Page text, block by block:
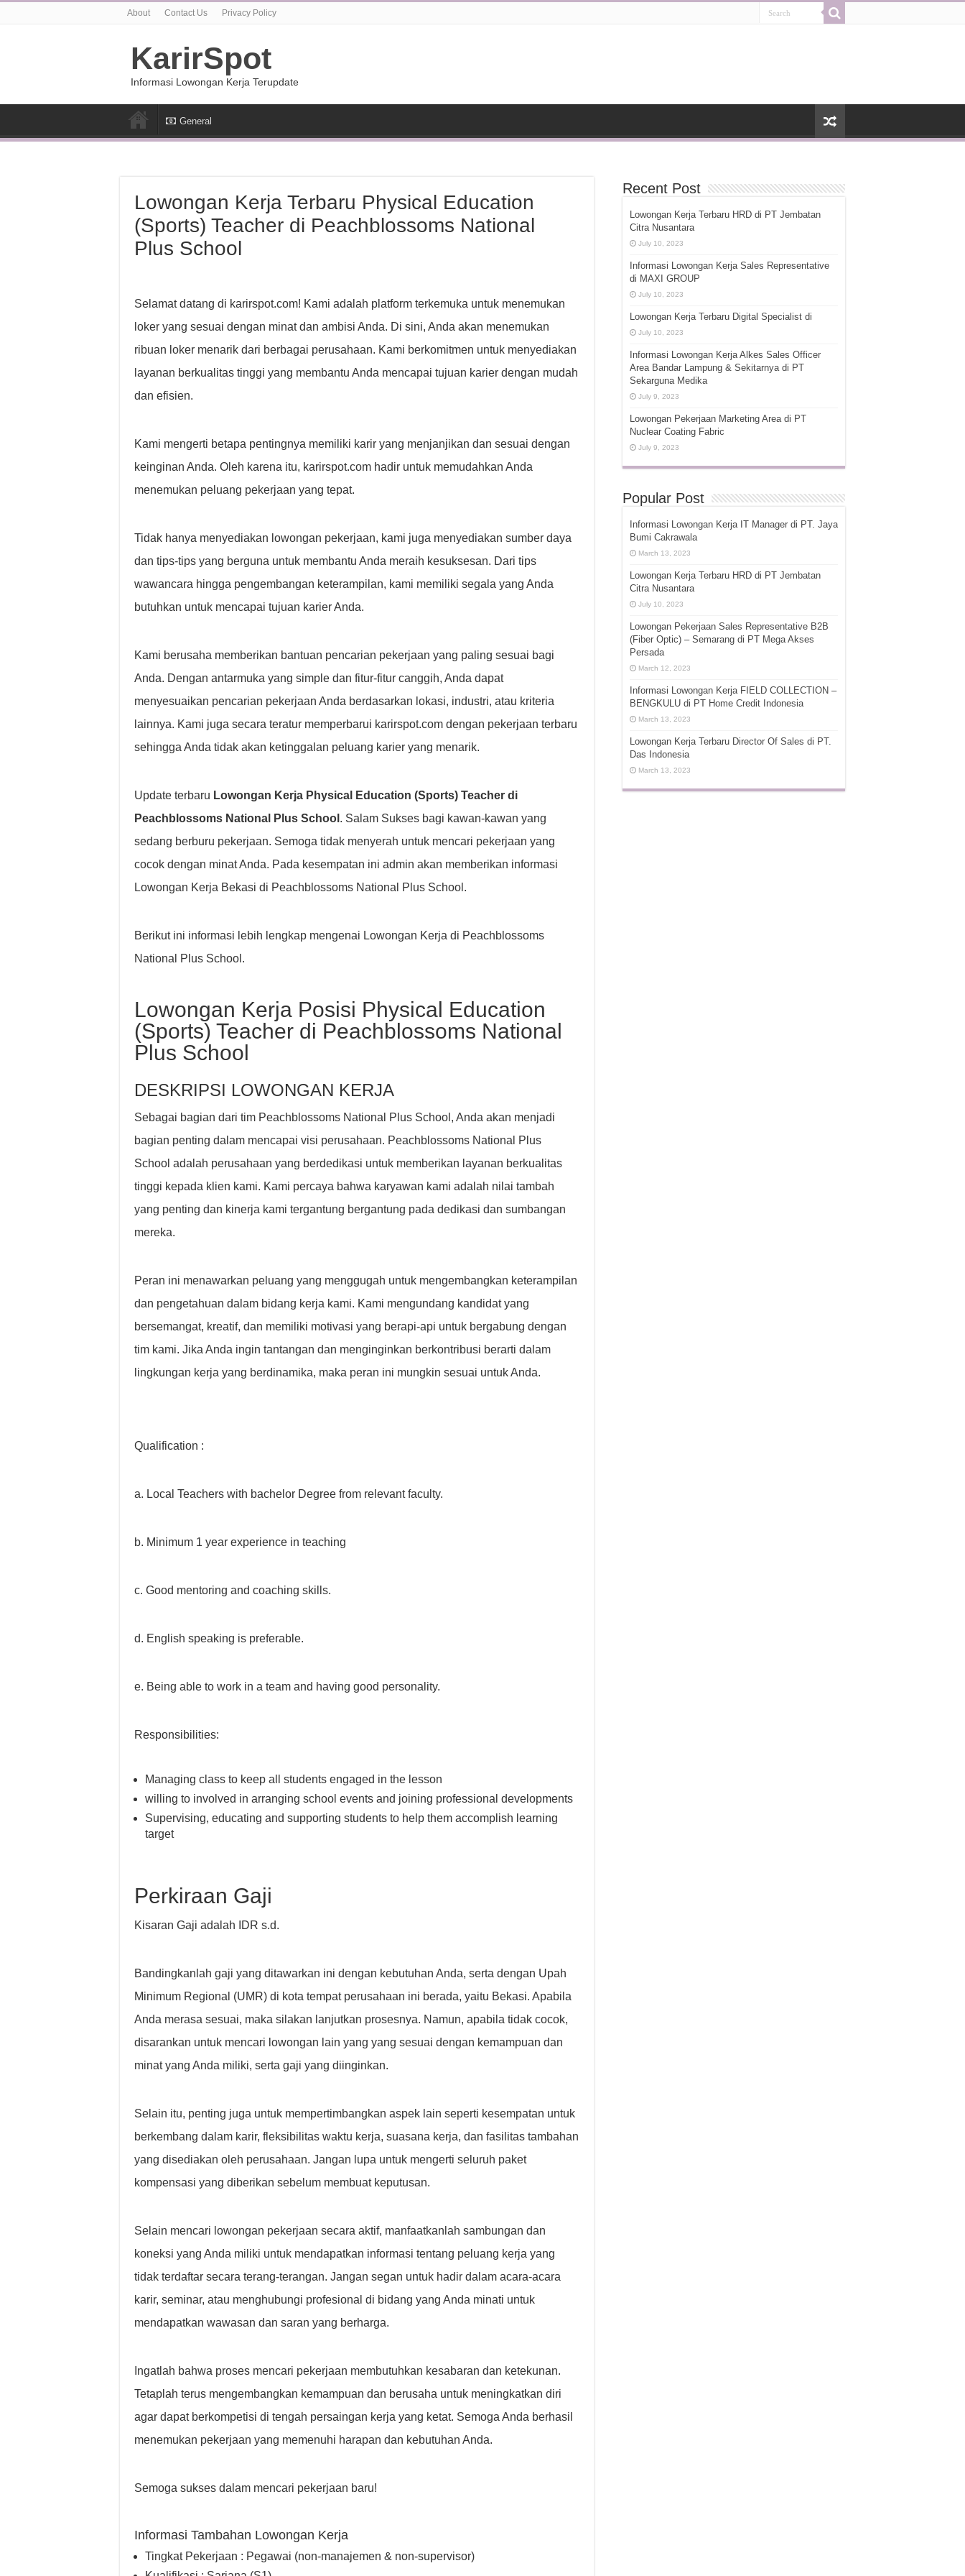
About Contact Us Privacy Policy
KarirSpot
Informasi Lowongan Kerja Terupdate
General
Lowongan Kerja Terbaru Physical Education
(Sports) Teacher di Peachblossoms National
Plus School
Selamat datang di karirspot.com! Kami adalah platform terkemuka untuk menemukan
loker yang sesuai dengan minat dan ambisi Anda. Di sini, Anda akan menemukan
ribuan loker menarik dari berbagai perusahaan. Kami berkomitmen untuk menyediakan
layanan berkualitas tinggi yang membantu Anda mencapai tujuan karier dengan mudah
dan efisien.
Kami mengerti betapa pentingnya memiliki karir yang menjanjikan dan sesuai dengan
keinginan Anda. Oleh karena itu, karirspot.com hadir untuk memudahkan Anda
menemukan peluang pekerjaan yang tepat.
Tidak hanya menyediakan lowongan pekerjaan, kami juga menyediakan sumber daya
dan tips-tips yang berguna untuk membantu Anda meraih kesuksesan. Dari tips
wawancara hingga pengembangan keterampilan, kami memiliki segala yang Anda
butuhkan untuk mencapai tujuan karier Anda.
Kami berusaha memberikan bantuan pencarian pekerjaan yang paling sesuai bagi
Anda. Dengan antarmuka yang simple dan fitur-fitur canggih, Anda dapat
menyesuaikan pencarian pekerjaan Anda berdasarkan lokasi, industri, atau kriteria
lainnya. Kami juga secara teratur memperbarui karirspot.com dengan pekerjaan terbaru
sehingga Anda tidak akan ketinggalan peluang karier yang menarik.
Update terbaru Lowongan Kerja Physical Education (Sports) Teacher di
Peachblossoms National Plus School . Salam Sukses bagi kawan-kawan yang
sedang berburu pekerjaan. Semoga tidak menyerah untuk mencari pekerjaan yang
cocok dengan minat Anda. Pada kesempatan ini admin akan memberikan informasi
Lowongan Kerja Bekasi di Peachblossoms National Plus School.
Berikut ini informasi lebih lengkap mengenai Lowongan Kerja di Peachblossoms
National Plus School.
Lowongan Kerja Posisi Physical Education
(Sports) Teacher di Peachblossoms National
Plus School
DESKRIPSI LOWONGAN KERJA
Sebagai bagian dari tim Peachblossoms National Plus School, Anda akan menjadi
bagian penting dalam mencapai visi perusahaan. Peachblossoms National Plus
School adalah perusahaan yang berdedikasi untuk memberikan layanan berkualitas
tinggi kepada klien kami. Kami percaya bahwa karyawan kami adalah nilai tambah
yang penting dan kinerja kami tergantung bergantung pada dedikasi dan sumbangan
mereka.
Peran ini menawarkan peluang yang menggugah untuk mengembangkan keterampilan
dan pengetahuan dalam bidang kerja kami. Kami mengundang kandidat yang
bersemangat, kreatif, dan memiliki motivasi yang berapi-api untuk bergabung dengan
tim kami. Jika Anda ingin tantangan dan menginginkan berkontribusi berarti dalam
lingkungan kerja yang berdinamika, maka peran ini mungkin sesuai untuk Anda.
Qualification :
a. Local Teachers with bachelor Degree from relevant faculty.
b. Minimum 1 year experience in teaching
c. Good mentoring and coaching skills.
d. English speaking is preferable.
e. Being able to work in a team and having good personality.
Responsibilities:
Managing class to keep all students engaged in the lesson
willing to involved in arranging school events and joining professional developments
Supervising, educating and supporting students to help them accomplish learning
target
Perkiraan Gaji
Kisaran Gaji adalah IDR s.d.
Bandingkanlah gaji yang ditawarkan ini dengan kebutuhan Anda, serta dengan Upah
Minimum Regional (UMR) di kota tempat perusahaan ini berada, yaitu Bekasi. Apabila
Anda merasa sesuai, maka silakan lanjutkan prosesnya. Namun, apabila tidak cocok,
disarankan untuk mencari lowongan lain yang yang sesuai dengan kemampuan dan
minat yang Anda miliki, serta gaji yang diinginkan.
Selain itu, penting juga untuk mempertimbangkan aspek lain seperti kesempatan untuk
berkembang dalam karir, fleksibilitas waktu kerja, suasana kerja, dan fasilitas tambahan
yang disediakan oleh perusahaan. Jangan lupa untuk mengerti seluruh paket
kompensasi yang diberikan sebelum membuat keputusan.
Selain mencari lowongan pekerjaan secara aktif, manfaatkanlah sambungan dan
koneksi yang Anda miliki untuk mendapatkan informasi tentang peluang kerja yang
tidak terdaftar secara terang-terangan. Jangan segan untuk hadir dalam acara-acara
karir, seminar, atau menghubungi profesional di bidang yang Anda minati untuk
mendapatkan wawasan dan saran yang berharga.
Ingatlah bahwa proses mencari pekerjaan membutuhkan kesabaran dan ketekunan.
Tetaplah terus mengembangkan kemampuan dan berusaha untuk meningkatkan diri
agar dapat berkompetisi di tengah persaingan kerja yang ketat. Semoga Anda berhasil
menemukan pekerjaan yang memenuhi harapan dan kebutuhan Anda.
Semoga sukses dalam mencari pekerjaan baru!
Informasi Tambahan Lowongan Kerja
Tingkat Pekerjaan : Pegawai (non-manajemen & non-supervisor)
Recent Post
Lowongan Kerja Terbaru HRD di PT Jembatan
Citra Nusantara
July 10, 2023
Informasi Lowongan Kerja Sales Representative
di MAXI GROUP
July 10, 2023
Lowongan Kerja Terbaru Digital Specialist di
July 10, 2023
Informasi Lowongan Kerja Alkes Sales Officer
Area Bandar Lampung & Sekitarnya di PT
Sekarguna Medika
July 9, 2023
Lowongan Pekerjaan Marketing Area di PT
Nuclear Coating Fabric
July 9, 2023
Popular Post
Informasi Lowongan Kerja IT Manager di PT. Jaya
Bumi Cakrawala
March 13, 2023
Lowongan Kerja Terbaru HRD di PT Jembatan
Citra Nusantara
July 10, 2023
Lowongan Pekerjaan Sales Representative B2B
(Fiber Optic) – Semarang di PT Mega Akses
Persada
March 12, 2023
Informasi Lowongan Kerja FIELD COLLECTION –
BENGKULU di PT Home Credit Indonesia
March 13, 2023
Lowongan Kerja Terbaru Director Of Sales di PT.
Das Indonesia
March 13, 2023